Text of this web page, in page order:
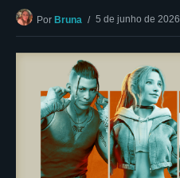
Por Bruna 5 de junho de 2026